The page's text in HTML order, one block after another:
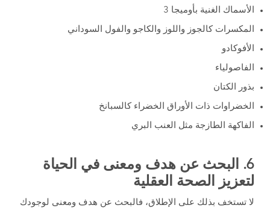
الأسماك الغنية بأوميجا 3
المكسرات كالجوز واللوز والكاجو والفول السوداني
الأفوكادو
الفاصولياء
بذور الكتان
الخضراوات ذات الأوراق الخضراء كالسبانخ
الفاكهة الطازجة مثل العنب البري
6. البحث عن هدف ومعنى في الحياة
لتعزيز الصحة العقلية
لا تستخف بذلك على الإطلاق، فالبحث عن هدف ومعنى لوجودك